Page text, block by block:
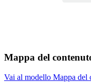
Mappa del
Vai al modello Mappa del